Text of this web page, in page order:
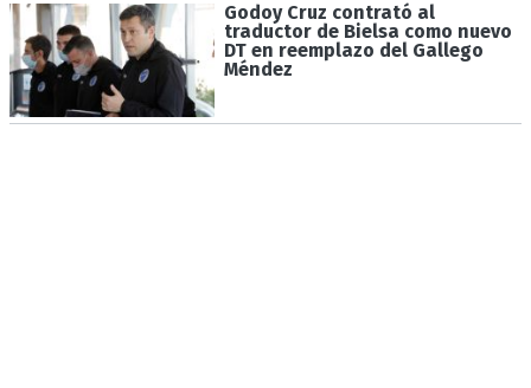
Godoy Cruz contrató al
traductor de Bielsa como nuevo
DT en reemplazo del Gallego
Méndez